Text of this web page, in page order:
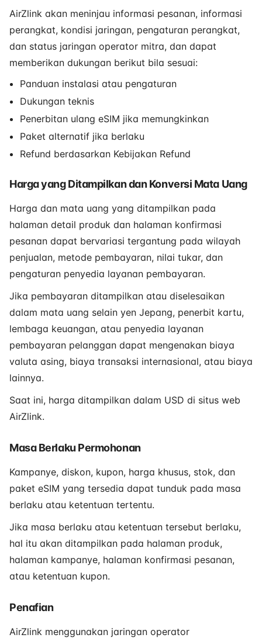
AirZlink akan meninjau informasi pesanan, informasi
perangkat, kondisi jaringan, pengaturan perangkat,
dan status jaringan operator mitra, dan dapat
memberikan dukungan berikut bila sesuai:
Panduan instalasi atau pengaturan
Dukungan teknis
Penerbitan ulang eSIM jika memungkinkan
Paket alternatif jika berlaku
Refund berdasarkan Kebijakan Refund
Harga yang Ditampilkan dan Konversi Mata Uang
Harga dan mata uang yang ditampilkan pada
halaman detail produk dan halaman konfirmasi
pesanan dapat bervariasi tergantung pada wilayah
penjualan, metode pembayaran, nilai tukar, dan
pengaturan penyedia layanan pembayaran.
Jika pembayaran ditampilkan atau diselesaikan
dalam mata uang selain yen Jepang, penerbit kartu,
lembaga keuangan, atau penyedia layanan
pembayaran pelanggan dapat mengenakan biaya
valuta asing, biaya transaksi internasional, atau biaya
lainnya.
Saat ini, harga ditampilkan dalam USD di situs web
AirZlink.
Masa Berlaku Permohonan
Kampanye, diskon, kupon, harga khusus, stok, dan
paket eSIM yang tersedia dapat tunduk pada masa
berlaku atau ketentuan tertentu.
Jika masa berlaku atau ketentuan tersebut berlaku,
hal itu akan ditampilkan pada halaman produk,
halaman kampanye, halaman konfirmasi pesanan,
atau ketentuan kupon.
Penafian
AirZlink menggunakan jaringan operator